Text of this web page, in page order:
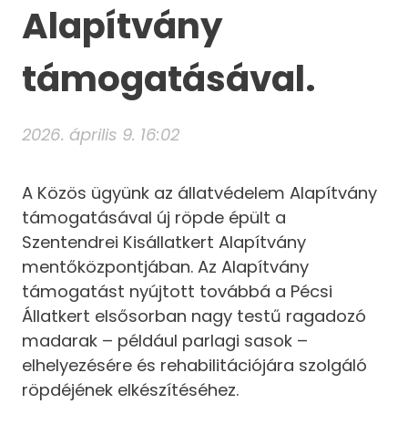
Alapítvány
támogatásával.
2026. április 9. 16:02
A Közös ügyünk az állatvédelem Alapítvány
támogatásával új röpde épült a
Szentendrei Kisállatkert Alapítvány
mentőközpontjában. Az Alapítvány
támogatást nyújtott továbbá a Pécsi
Állatkert elsősorban nagy testű ragadozó
madarak – például parlagi sasok –
elhelyezésére és rehabilitációjára szolgáló
röpdéjének elkészítéséhez.